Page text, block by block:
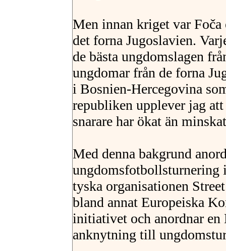
Men innan kriget var
det forna Jugoslavien.
de bästa ungdomslagen
ungdomar från de forna
i Bosnien-Hercegovina
republiken upplever jag
snarare har ökat än
Med denna bakgrund
ungdomsfotbollsturnering
tyska organisationen
bland annat Europeiska
initiativet och anordnar
anknytning till